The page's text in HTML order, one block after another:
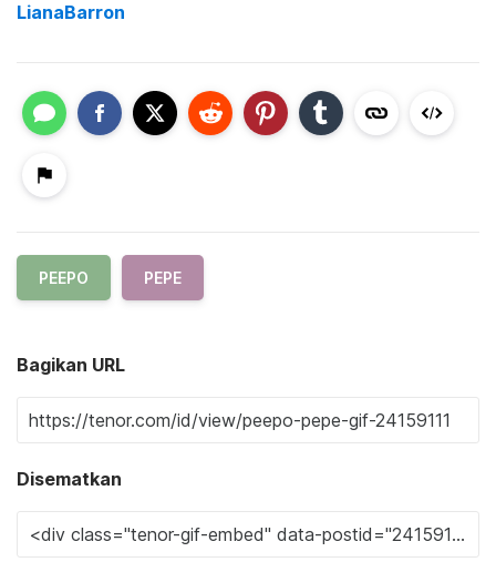
LianaBarron
PEEPO PEPE
Bagikan URL
Disematkan